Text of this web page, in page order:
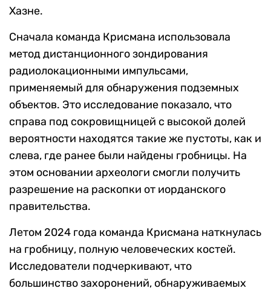
Хазне.
Сначала команда Крисмана использовала
метод дистанционного зондирования
радиолокационными импульсами,
применяемый для обнаружения подземных
объектов. Это исследование показало, что
справа под сокровищницей с высокой долей
вероятности находятся такие же пустоты, как и
слева, где ранее были найдены гробницы. На
этом основании археологи смогли получить
разрешение на раскопки от иорданского
правительства.
Летом 2024 года команда Крисмана наткнулась
на гробницу, полную человеческих костей.
Исследователи подчеркивают, что
большинство захоронений, обнаруживаемых